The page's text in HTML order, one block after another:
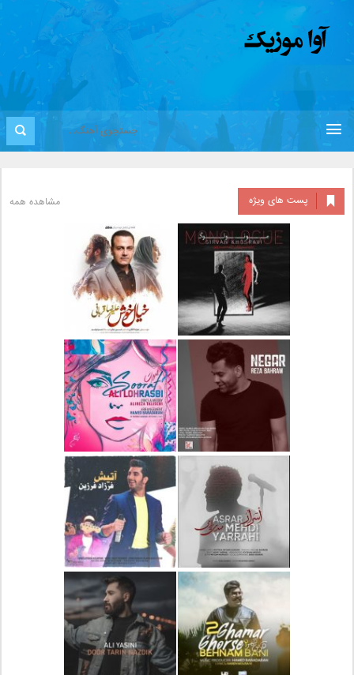
پست های ویژه مشاهده همه
دانلود آلبوم جدید سیروان
خسروی بنام مونولوگ
دانلود آهنگ جدید علیرضا
قربانی بنام خیال خوش
دانلود آهنگ جدید رضا
بهرام بنام نگار
دانلود آهنگ جدید علی
لهراسبی بنام صورت
دانلود آهنگ جدید مهدی
یراحی بنام اسرار
دانلود آهنگ جدید فرزاد
فرزین بنام آتیش